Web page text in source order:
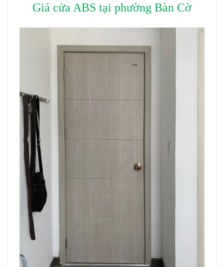
Giá cửa ABS tại phường Bàn Cờ